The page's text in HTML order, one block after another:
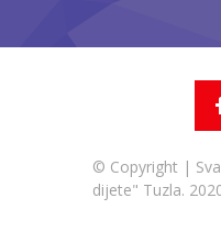
© Copyright |
dijete" Tuzla.